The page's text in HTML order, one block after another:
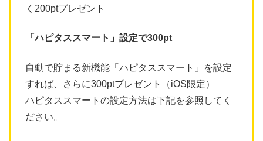
く200ptプレゼント
「ハピタススマート」設定で300pt
自動で貯まる新機能「ハピタススマート」を設定
すれば、さらに300ptプレゼント（iOS限定）
ハピタススマートの設定方法は下記を参照してく
ださい。